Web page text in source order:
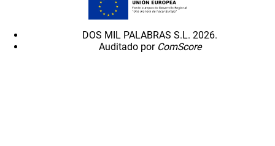
DOS MIL PALABRAS S.L. 2026.
Auditado por ComScore